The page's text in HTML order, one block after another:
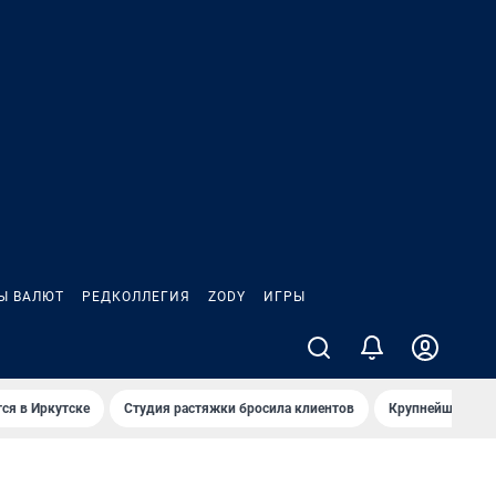
ВАЛЮТ РЕДКОЛЛЕГИЯ ZODY ИГРЫ
в Иркутске Студия растяжки бросила клиентов Крупнейшие